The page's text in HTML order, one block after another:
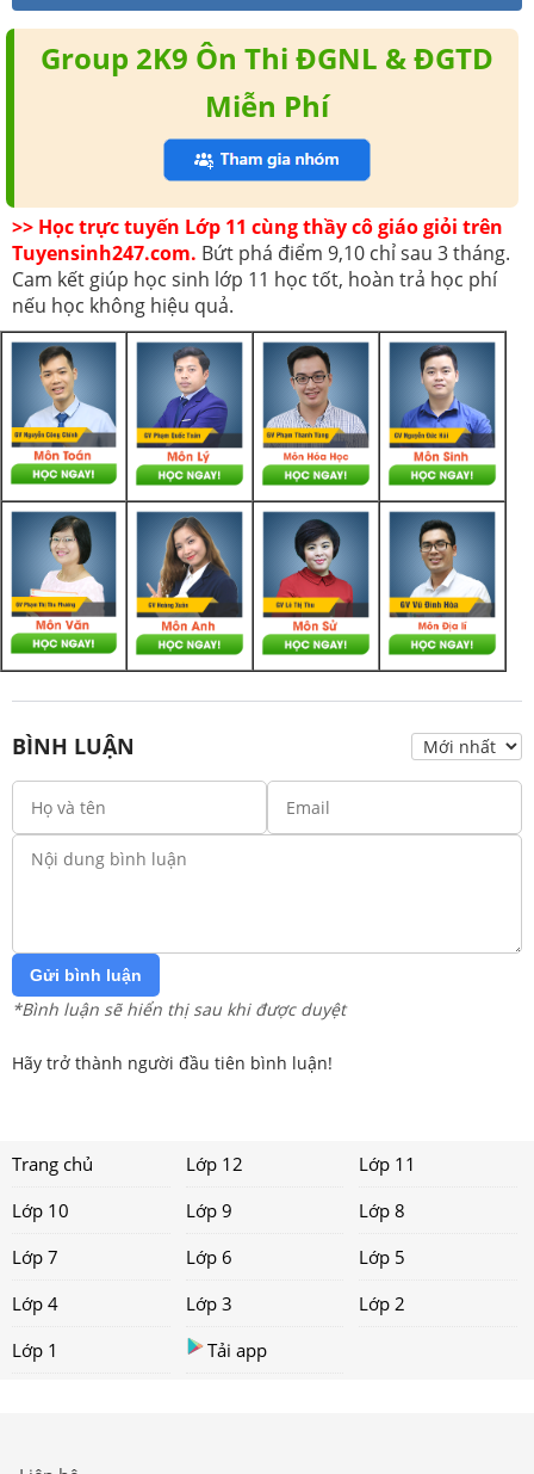
Group 2K9 Ôn Thi ĐGNL & ĐGTD
Miễn Phí
>> Học trực tuyến Lớp 11 cùng thầy cô giáo giỏi trên
Tuyensinh247.com. Bứt phá điểm 9,10 chỉ sau 3 tháng.
Cam kết giúp học sinh lớp 11 học tốt, hoàn trả học phí
nếu học không hiệu quả.
BÌNH LUẬN
Gửi bình luận
*Bình luận sẽ hiển thị sau khi được duyệt
Hãy trở thành người đầu tiên bình luận!
Trang chủ Lớp 12
Lớp 11
Lớp 10
Lớp 9
Lớp 8
Lớp 7
Lớp 6
Lớp 5
Lớp 4
Lớp 3
Lớp 2
Lớp 1
Tải app